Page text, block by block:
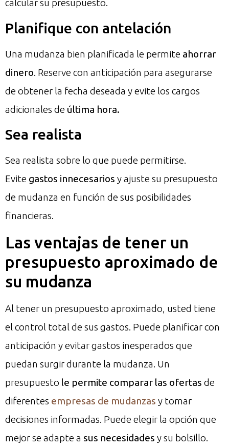
calcular su presupuesto.
Planifique con antelación
Una mudanza bien planificada le permite ahorrar
dinero. Reserve con anticipación para asegurarse
de obtener la fecha deseada y evite los cargos
adicionales de última hora.
Sea realista
Sea realista sobre lo que puede permitirse.
Evite gastos innecesarios y ajuste su presupuesto
de mudanza en función de sus posibilidades
financieras.
Las ventajas de tener un
presupuesto aproximado de
su mudanza
Al tener un presupuesto aproximado, usted tiene
el control total de sus gastos. Puede planificar con
anticipación y evitar gastos inesperados que
puedan surgir durante la mudanza. Un
presupuesto le permite comparar las ofertas de
diferentes empresas de mudanzas y tomar
decisiones informadas. Puede elegir la opción que
mejor se adapte a sus necesidades y su bolsillo.